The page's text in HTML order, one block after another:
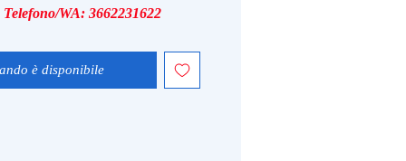
WA: 3662231622
è disponibile